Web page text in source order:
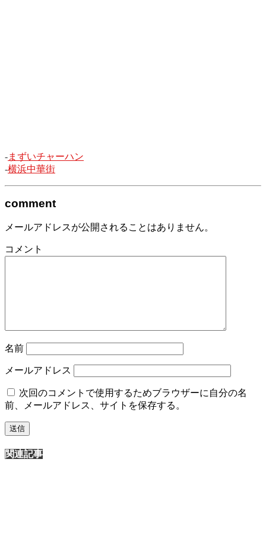
-まずいチャーハン
-横浜中華街
comment
メールアドレスが公開されることはありません。
コメント
名前
メールアドレス
次回のコメントで使用するためブラウザーに自分の名
前、メールアドレス、サイトを保存する。
関連記事